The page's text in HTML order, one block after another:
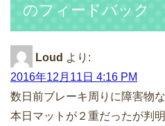
のフィードバック
Loud より:
2016年12月11日 4:16 PM
数日前ブレーキ周りに障害物
本日マットが２重だったが判明